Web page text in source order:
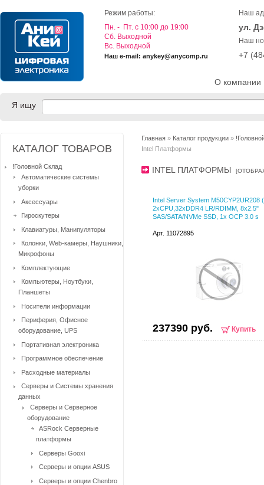
О компании
Режим работы:
Пн. - Пт. с 10:00 до 19:00
Cб. Выходной
Вс. Выходной
Наш e-mail: anykey@anycomp.ru
Наш
ул.
Наш
+7
Я ищу
Главная » Каталог продукции »
Intel Платформы
INTEL ПЛАТФОРМЫ [
Intel Server System M50CYP2UR208
2xCPU,32xDDR4 LR/RDIMM, 8x2.5"
SAS/SATA/NVMe SSD, 1x OCP 3.0 s
Арт. 11072895
237390 руб. Купить
КАТАЛОГ ТОВАРОВ
!Головной Склад
Автоматические системы
уборки
Аксессуары
Гироскутеры
Клавиатуры, Манипуляторы
Колонки, Web-камеры, Наушники,
Микрофоны
Комплектующие
Компьютеры, Ноутбуки,
Планшеты
Носители информации
Периферия, Офисное
оборудование, UPS
Портативная электроника
Программное обеспечение
Расходные материалы
Серверы и Системы хранения
данных
Серверы и Серверное
оборудование
ASRock Серверные
платформы
Серверы Gooxi
Серверы и опции ASUS
Серверы и опции Chenbro